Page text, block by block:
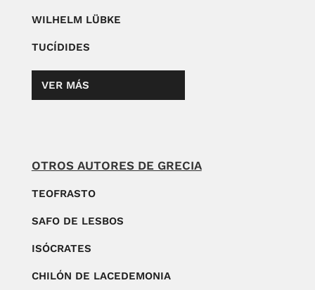
WILHELM LÜBKE
TUCÍDIDES
VER MÁS
OTROS AUTORES DE GRECIA
TEOFRASTO
SAFO DE LESBOS
ISÓCRATES
CHILÓN DE LACEDEMONIA